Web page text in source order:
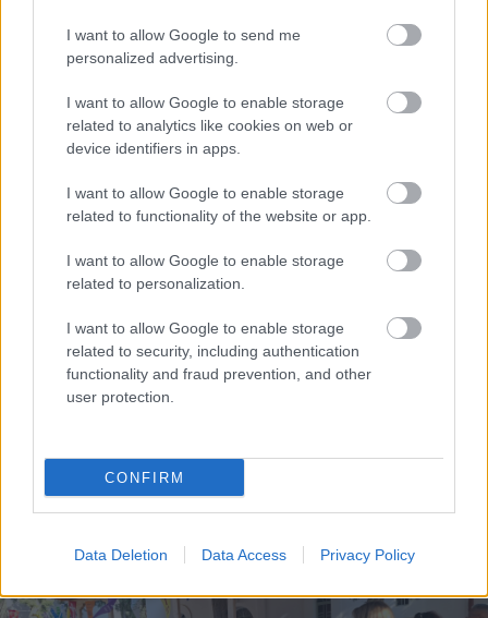
I want to allow Google to send me
personalized advertising.
I want to allow Google to enable storage
related to analytics like cookies on web or
device identifiers in apps.
I want to allow Google to enable storage
related to functionality of the website or app.
I want to allow Google to enable storage
related to personalization.
I want to allow Google to enable storage
related to security, including authentication
functionality and fraud prevention, and other
user protection.
CONFIRM
Data Deletion Data Access Privacy Policy
Δεκαπενταύγουστος 2026: Πόσο αυξάνεται το
μεροκάματο το Σάββατο
όρια στις συνομιλίες